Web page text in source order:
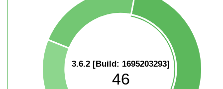
3.6.2 [Build: 1695203293]
46